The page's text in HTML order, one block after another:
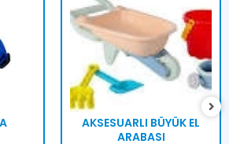
AKSESUARLI BÜYÜK EL
ARABASI